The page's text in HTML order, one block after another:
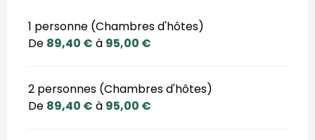
1 personne (Chambres d'hôtes)
De 89,40 € à 95,00 €
2 personnes (Chambres d'hôtes)
De 89,40 € à 95,00 €